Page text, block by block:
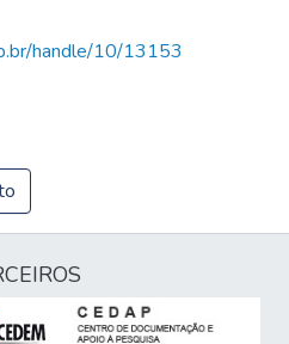
handle/10/13153